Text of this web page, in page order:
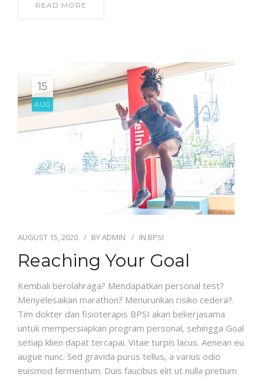
READ MORE
15
AUG
AUGUST 15, 2020 BYADMIN IN BPSI
Reaching Your Goal
Kembali berolahraga? Mendapatkan personal test?
Menyelesaikan marathon? Menurunkan risiko cedera?.
Tim dokter dan fisioterapis BPSI akan bekerjasama
untuk mempersiapkan program personal, sehingga Goal
setiap klien dapat tercapai. Vitae turpis lacus. Aenean eu
augue nunc. Sed gravida purus tellus, a varius odio
euismod fermentum. Duis faucibus elit ut nulla pretium